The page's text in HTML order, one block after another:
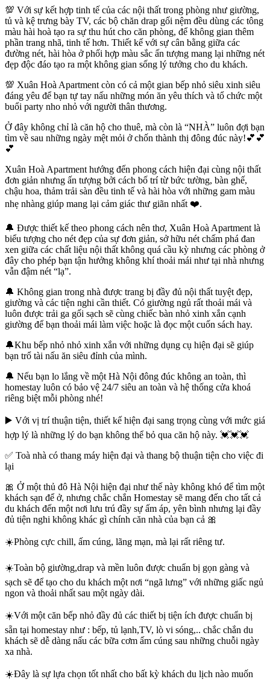
💯 Với sự kết hợp tinh tế của các nội thất trong phòng như giường,
tủ và kệ trưng bày TV, các bộ chăn drap gối nệm đều dùng các tông
màu hài hoà tạo ra sự thu hút cho căn phòng, để không gian thêm
phần trang nhã, tinh tế hơn. Thiết kế với sự cân bằng giữa các
đường nét, hài hòa ở phối hợp màu sắc ấn tượng mang lại những nét
đẹp độc đáo tạo ra một không gian sống lý tưởng cho du khách.
💯 Xuân Hoà Apartment còn có cả một gian bếp nhỏ siêu xinh siêu
đáng yêu để bạn tự tay nấu những món ăn yêu thích và tổ chức một
buổi party nho nhỏ với người thân thương.
Ở đây không chỉ là căn hộ cho thuê, mà còn là “NHÀ” luôn đợi bạn
tìm về sau những ngày mệt mỏi ở chốn thành thị đông đúc này!💕💕
💕
Xuân Hoà Apartment hướng đến phong cách hiện đại cùng nội thất
đơn giản nhưng ấn tượng bởi cách bố trí từ bức tường, bàn ghế,
chậu hoa, thảm trải sàn đều tinh tế và hài hòa với những gam màu
nhẹ nhàng giúp mang lại cảm giác thư giãn nhất ❤️.
🔔 Được thiết kế theo phong cách nên thơ, Xuân Hoà Apartment là
biểu tượng cho nét đẹp của sự đơn giản, sở hữu nét chấm phá đan
xen giữa các chất liệu nội thất không quá cầu kỳ nhưng các phòng ở
đây cho phép bạn tận hưởng không khí thoải mái như tại nhà nhưng
vẫn đậm nét “lạ”.
🔔 Không gian trong nhà được trang bị đầy đủ nội thất tuyệt đẹp,
giường và các tiện nghi cần thiết. Có giường ngủ rất thoải mái và
luôn được trải ga gối sạch sẽ cùng chiếc bàn nhỏ xinh xắn cạnh
giường để bạn thoải mái làm việc hoặc là đọc một cuốn sách hay.
🔔Khu bếp nhỏ nhỏ xinh xắn với những dụng cụ hiện đại sẽ giúp
bạn trổ tài nấu ăn siêu đỉnh của mình.
🔔 Nếu bạn lo lắng về một Hà Nội đông đúc không an toàn, thì
homestay luôn có bảo vệ 24/7 siêu an toàn và hệ thống cửa khoá
riêng biệt mỗi phòng nhé!
▶️ Với vị trí thuận tiện, thiết kế hiện đại sang trọng cùng với mức giá
hợp lý là những lý do bạn không thể bỏ qua căn hộ này. 💓💓💓
✅ Toà nhà có thang máy hiện đại và thang bộ thuận tiện cho việc đi
lại
🎀 Ở một thủ đô Hà Nội hiện đại như thế này không khó để tìm một
khách sạn để ở, nhưng chắc chắn Homestay sẽ mang đến cho tất cả
du khách đến một nơi lưu trú đầy sự ấm áp, yên bình nhưng lại đầy
đủ tiện nghi không khác gì chính căn nhà của bạn cả 🎀
☀️Phòng cực chill, ấm cúng, lãng mạn, mà lại rất riêng tư.
☀️Toàn bộ giường,drap và mền luôn được chuẩn bị gọn gàng và
sạch sẽ để tạo cho du khách một nơi “ngã lưng” với những giấc ngủ
ngon và thoải nhất sau một ngày dài.
☀️Với một căn bếp nhỏ đầy đủ các thiết bị tiện ích được chuẩn bị
sẵn tại homestay như : bếp, tủ lạnh,TV, lò vi sóng,.. chắc chắn du
khách sẽ dễ dàng nấu các bữa cơm ấm cúng sau những chuỗi ngày
xa nhà.
☀️Đây là sự lựa chọn tốt nhất cho bất kỳ khách du lịch nào muốn